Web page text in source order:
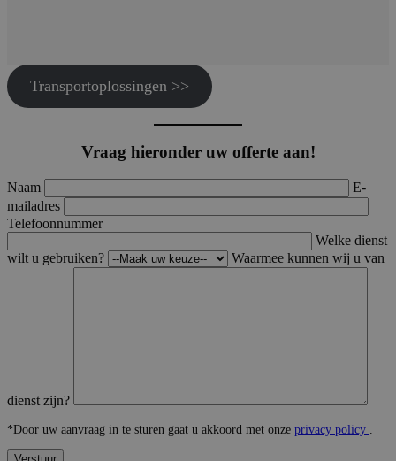
Transportoplossingen >>
Vraag hieronder uw offerte aan!
Naam
E-
mailadres
Telefoonnummer
Welke dienst
wilt u gebruiken?
Waarmee kunnen wij u van
dienst zijn?
*Door uw aanvraag in te sturen gaat u akkoord met onze privacy policy